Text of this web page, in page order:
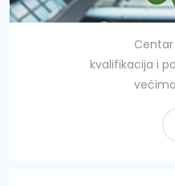
kvalifikacija i